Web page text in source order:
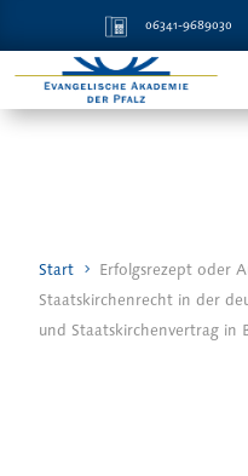
06341-9689030
Start
Erfolgsrezept oder
Staatskirchenrecht in der
und Staatskirchenvertrag in